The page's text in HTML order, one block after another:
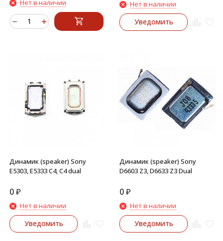
Нет в наличии Нет в наличии
Уведомить
Динамик (speaker) Sony
E5303, E5333 C4, C4 dual
0₽
Нет в наличии
Уведомить
Динамик (speaker) Sony
D6603 Z3, D6633 Z3 Dual
0₽
Нет в наличии
Уведомить